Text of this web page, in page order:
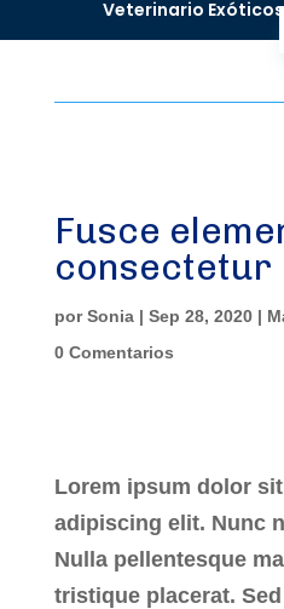
Veterinario
Fusce
consectetur
porSonia| Sep 28, 2020|
0 Comentarios
Lorem ipsum dolor
adipiscing elit. Nunc
Nulla pellentesque
tristique placerat.